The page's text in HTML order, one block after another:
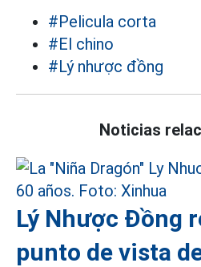
#Pelicula corta
#El chino
#Lý nhược đồng
Noticias
Lý Nhược Đồng
punto de vista